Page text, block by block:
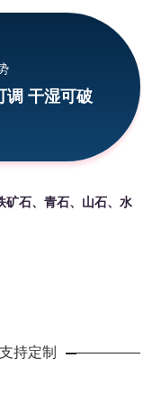
调 干湿可破
矿石、青石、山石、水
支持定制